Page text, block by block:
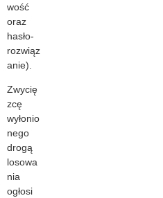
wość
oraz
hasło-
rozwiąz
anie).
Zwycię
zcę
wyłonio
nego
drogą
losowa
nia
ogłosi